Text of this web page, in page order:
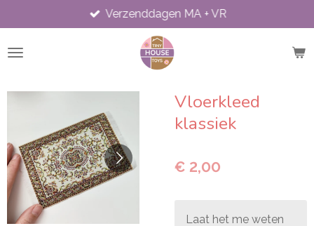
direct
naar
Verzenddagen MA + VR
Vloerkleed
klassiek
€ 2,00
Laat het me weten